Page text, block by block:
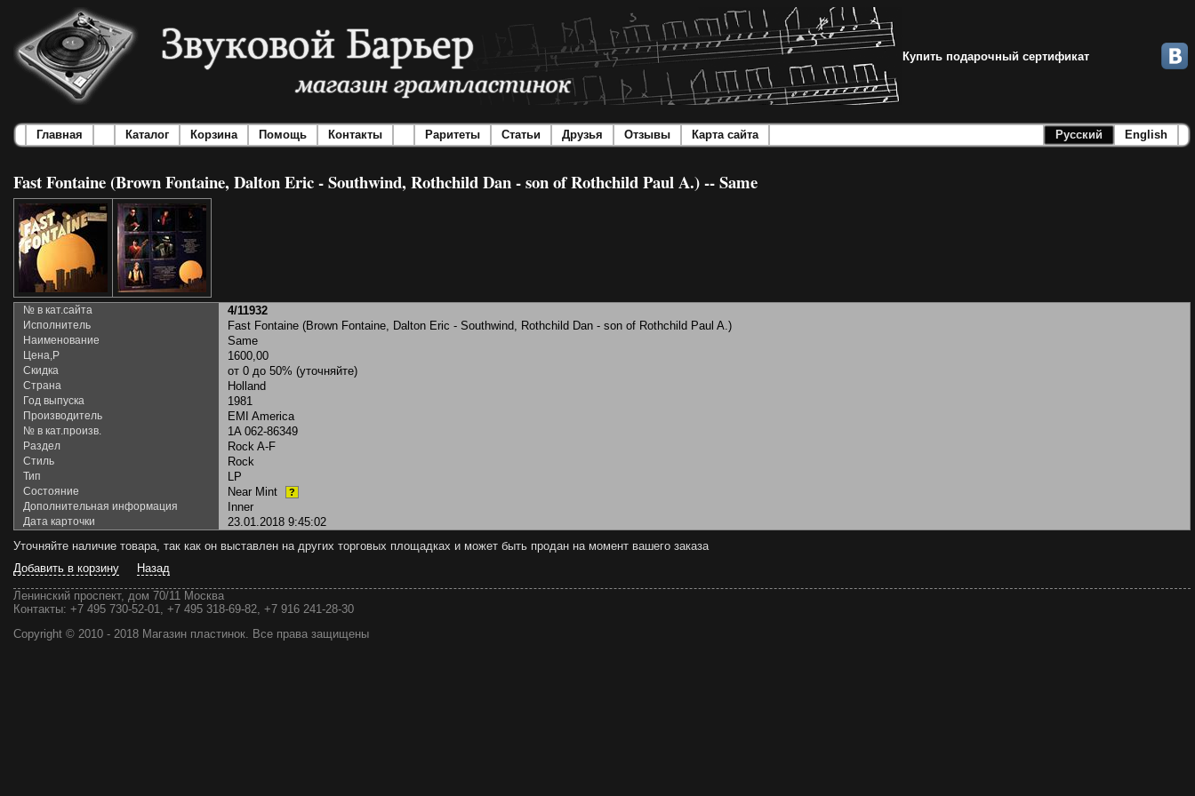
Купить подарочный сертификат
Главная Каталог Корзина Помощь Контакты Раритеты Статьи Друзья Отзывы Карта сайта Русский English
Fast Fontaine (Brown Fontaine, Dalton Eric - Southwind, Rothchild Dan - son of Rothchild Paul A.) -- Same
№ в кат.сайта 4/11932
Исполнитель Fast Fontaine (Brown Fontaine, Dalton Eric - Southwind, Rothchild Dan - son of Rothchild Paul A.)
Наименование Same
Цена,Р 1600,00
Скидка от 0 до 50% (уточняйте)
Страна Holland
Год выпуска 1981
Производитель EMI America
№ в кат.произв. 1A 062-86349
Раздел Rock A-F
Стиль Rock
Тип LP
Состояние Near Mint ?
Дополнительная информация Inner
Дата карточки
23.01.2018 9:45:02
Уточняйте наличие товара, так как он выставлен на других торговых площадках и может быть продан на момент вашего заказа
Добавить в корзину
Назад
Ленинский проспект, дом 70/11 Москва
Контакты: +7 495 730-52-01, +7 495 318-69-82, +7 916 241-28-30
Copyright © 2010 - 2018 Магазин пластинок. Все права защищены